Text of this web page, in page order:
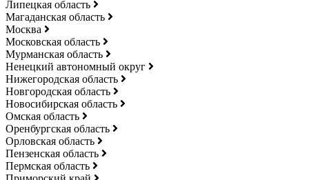
Липецкая область
Магаданская область
Москва
Московская область
Мурманская область
Ненецкий автономный округ
Нижегородская область
Новгородская область
Новосибирская область
Омская область
Оренбургская область
Орловская область
Пензенская область
Пермская область